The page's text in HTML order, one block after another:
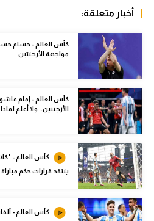
كرة السلة الأمريكية
كرة سلة
كرة يد
كرة طائرة
الوطن العربي
رياضة نسائية
آسيا
أمريكا
أخبار متعلقة:
كأس العالم - حسام
مواجهة الأرجنتين
كأس العالم - إمام
الأرجنتين.. ولا أعلم
كأس العالم -
ينتقد قرارات حكم
كأس العالم -